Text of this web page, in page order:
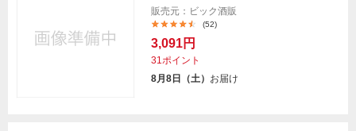
販売元：ビック酒販
(52)
3,091円
31ポイント
8月8日（土） お届け